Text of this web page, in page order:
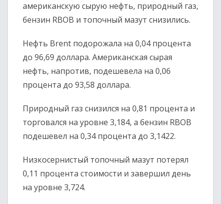
американскую сырую нефть, природный газ,
бензин RBOB и топочный мазут снизились.
Нефть Brent подорожала на 0,04 процента
до 96,69 доллара. Американская сырая
нефть, напротив, подешевела на 0,06
процента до 93,58 доллара.
Природный газ снизился на 0,81 процента и
торговался на уровне 3,184, а бензин RBOB
подешевел на 0,34 процента до 3,1422.
Низкосернистый топочный мазут потерял
0,11 процента стоимости и завершил день
на уровне 3,724.